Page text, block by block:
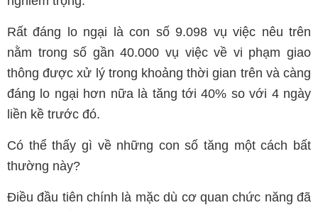
Rất đáng lo ngại là con số 9.098 vụ việc nêu trên
nằm trong số gần 40.000 vụ việc về vi phạm giao
thông được xử lý trong khoảng thời gian trên và càng
đáng lo ngại hơn nữa là tăng tới 40% so với 4 ngày
liền kề trước đó.
Có thể thấy gì về những con số tăng một cách bất
thường này?
Điều đầu tiên chính là mặc dù cơ quan chức năng đã